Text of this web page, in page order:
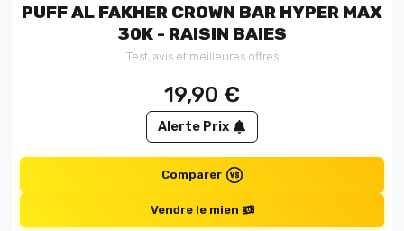
PUFF AL FAKHER CROWN BAR HYPER MAX
30K - RAISIN BAIES
Test, avis et meilleures offres
19,90 €
Alerte Prix
Comparer
Vendre le mien